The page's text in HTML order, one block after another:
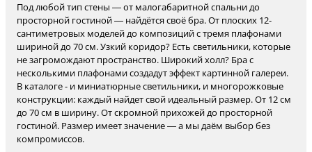
Под любой тип стены — от малогабаритной спальни до
просторной гостиной — найдётся своё бра. От плоских 12-
сантиметровых моделей до композиций с тремя плафонами
шириной до 70 см. Узкий коридор? Есть светильники, которые
не загромождают пространство. Широкий холл? Бра с
несколькими плафонами создадут эффект картинной галереи.
В каталоге - и миниатюрные светильники, и многорожковые
конструкции: каждый найдет свой идеальный размер. От 12 см
до 70 см в ширину. От скромной прихожей до просторной
гостиной. Размер имеет значение — а мы даём выбор без
компромиссов.